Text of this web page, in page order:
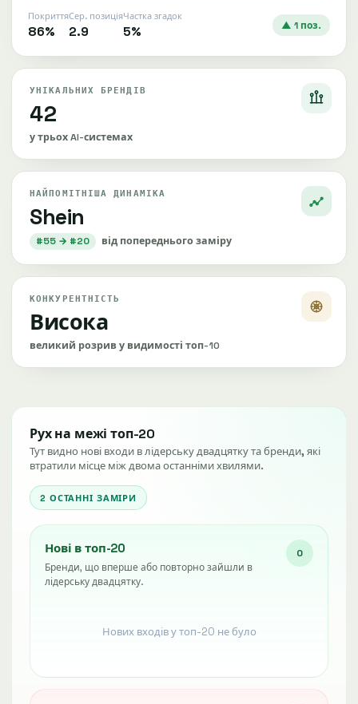
Покриття
86%
Сер. позиція
2.9
Частка згадок
5% ▲ 1 поз.
УНІКАЛЬНИХ БРЕНДІВ
42
у трьох AI-системах
НАЙПОМІТНІША ДИНАМІКА
Shein
#55 → #20 від попереднього заміру
КОНКУРЕНТНІСТЬ
Висока
великий розрив у видимості топ-10
Рух на межі топ-20
Тут видно нові входи в лідерську двадцятку та бренди, які
втратили місце між двома останніми хвилями.
2 ОСТАННІ ЗАМІРИ
Нові в топ-20
Бренди, що вперше або повторно зайшли в
лідерську двадцятку.
0
Нових входів у топ-20 не було